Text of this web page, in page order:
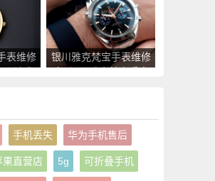
表维修
百达翡
银川雅克梵宝手表维修
点_银川雅克梵宝手表
手机丢失 华为手机售后
果直营店 5g 可折叠手机